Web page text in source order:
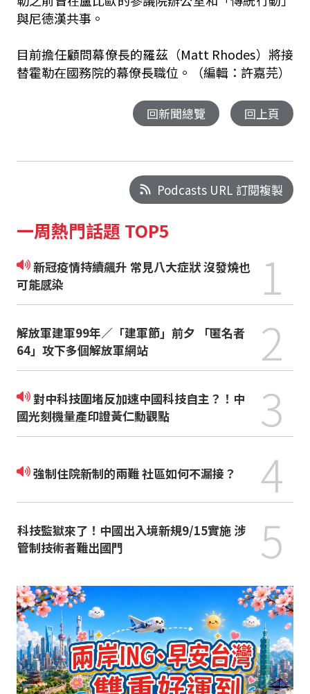
與尼德漢共事。
目前擔任顧問幕僚長的羅茲（Matt Rhodes）將接
替霍勒在國務院的幕僚長職位。（編輯：許嘉芫）
回新聞總覽 回上頁
Podcasts URL 訂閱複製
一周熱門話題 TOP5
新冠疫情持續飆升 常見八大症狀 沒發燒也
可能感染
1
解放軍建軍99年／「建軍節」前夕 「匿名者
64」攻下多個解放軍網站
2
對中科技圍堵反加速中國科技自主？！中
國光刻機量產印證黃仁勳觀點
3
強制住院新制的兩難 社區如何不漏接？ 4
科技監獄來了！中國出入境新規9/15實施 涉
管制技術者難出國門
5